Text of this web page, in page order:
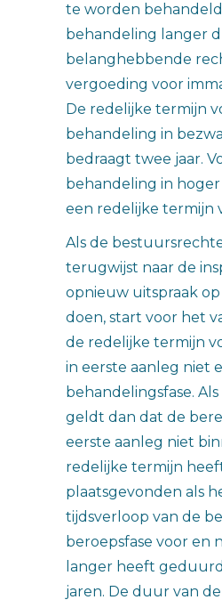
te worden
behandeling langer
belanghebbende
vergoeding voor
De redelijke termijn
behandeling in
bedraagt twee jaar.
behandeling in
een redelijke termijn
Als de
terugwijst naar de
opnieuw uitspraak
doen, start voor het
de redelijke termijn
in eerste aanleg niet
behandelingsfase.
geldt dan dat de
eerste aanleg niet
redelijke termijn
plaatsgevonden als
tijdsverloop van de
beroepsfase voor en
langer heeft
jaren. De duur van